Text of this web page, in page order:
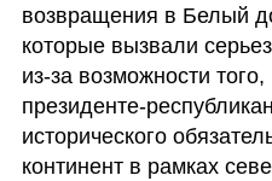
возвращения в Белый
которые вызвали
из-за возможности
президенте-
исторического
континент в рамках